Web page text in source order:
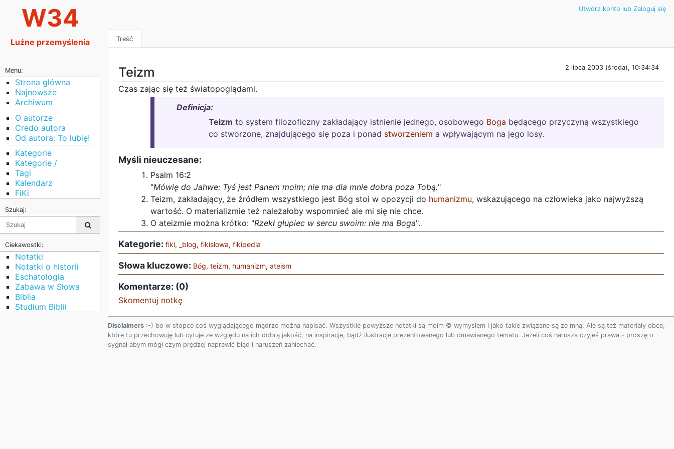
W34
Luźne przemyślenia
Menu:
Strona główna
Najnowsze
Archiwum
O autorze
Credo autora
Od autora: To lubię!
Kategorie
Kategorie /
Tagi
Kalendarz
FiKi
Szukaj:
Ciekawostki:
Notatki
Notatki o historii
Eschatologia
Zabawa w Słowa
Biblia
Studium Biblii
Utwórz konto lub Zaloguj się
Treść
2 lipca 2003 (środa), 10:34:34
Teizm
Czas zając się też światopoglądami.
Definicja:
Teizm to system filozoficzny zakładający istnienie jednego, osobowego Boga będącego przyczyną wszystkiego
co stworzone, znajdującego się poza i ponad stworzeniem a wpływającym na jego losy.
Myśli nieuczesane:
Psalm 16:2
"Mówię do Jahwe: Tyś jest Panem moim; nie ma dla mnie dobra poza Tobą."
Teizm, zakładający, że źródłem wszystkiego jest Bóg stoi w opozycji do humanizmu, wskazującego na człowieka jako najwyższą
wartość. O materializmie też należałoby wspomnieć ale mi się nie chce.
O ateizmie można krótko: "Rzekł głupiec w sercu swoim: nie ma Boga".
Kategorie: fiki, _blog, fikisłowa, fikipedia
Słowa kluczowe: Bóg, teizm, humanizm, ateism
Komentarze: (0)
Skomentuj notkę
Disclaimers :-) bo w stopce coś wyglądającego mądrze można napisać. Wszystkie powyższe notatki są moim © wymysłem i jako takie związane są ze mną. Ale są też materiały obce,
które tu przechowuję lub cytuje ze względu na ich dobrą jakość, na inspiracje, bądź ilustracje prezentowanego lub omawianego tematu. Jeżeli coś narusza czyjeś prawa - proszę o
sygnał abym mógł czym prędzej naprawić błąd i naruszeń zaniechać.